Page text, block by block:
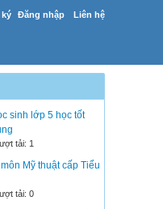
ký Đăng nhập Liên hệ
sinh lớp 5 học tốt
tải: 1
Mỹ thuật cấp Tiểu
tải: 0